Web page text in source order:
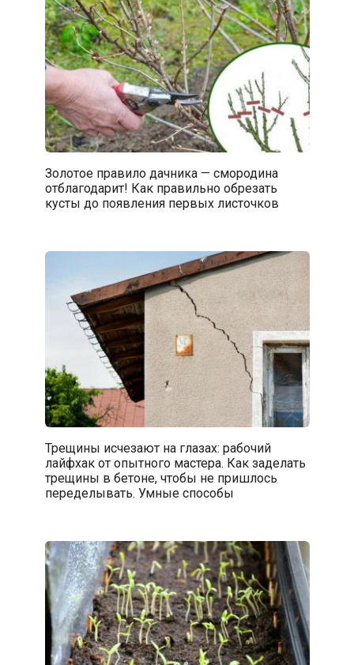
Золотое правило дачника — смородина
отблагодарит! Как правильно обрезать
кусты до появления первых листочков
Трещины исчезают на глазах: рабочий
лайфхак от опытного мастера. Как заделать
трещины в бетоне, чтобы не пришлось
переделывать. Умные способы